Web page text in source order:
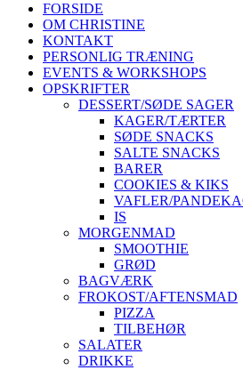
FORSIDE
OM CHRISTINE
KONTAKT
PERSONLIG TRÆNING
EVENTS & WORKSHOPS
OPSKRIFTER
DESSERT/SØDE SAGER
KAGER/TÆRTER
SØDE SNACKS
SALTE SNACKS
BARER
COOKIES & KIKS
VAFLER/
IS
MORGENMAD
SMOOTHIE
GRØD
BAGVÆRK
FROKOST/AFTENSMAD
PIZZA
TILBEHØR
SALATER
DRIKKE